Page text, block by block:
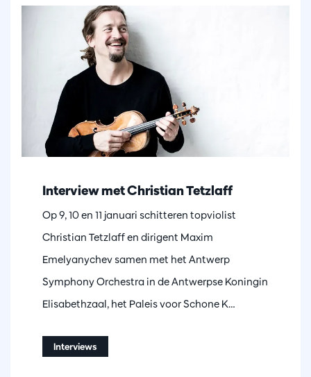
Interview met Christian Tetzlaff
Op 9, 10 en 11 januari schitteren topviolist
Christian Tetzlaff en dirigent Maxim
Emelyanychev samen met het Antwerp
Symphony Orchestra in de Antwerpse Koningin
Elisabethzaal, het Paleis voor Schone K…
Interviews